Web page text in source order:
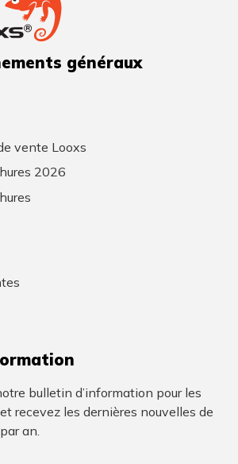
généraux
vente Looxs
2026
bulletin d’information pour les
recevez les dernières nouvelles de
an.